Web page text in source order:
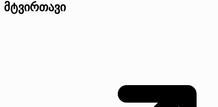
მტვირთავი